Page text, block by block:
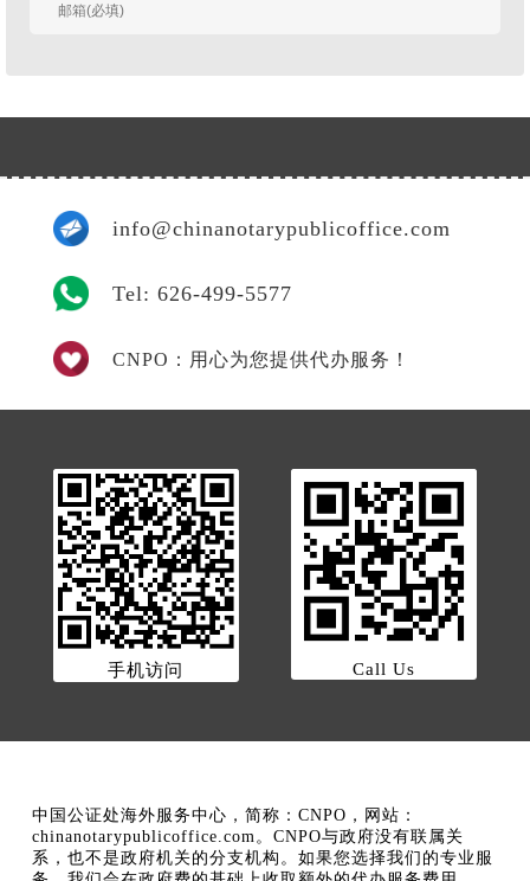
我
info@chinanotarypublicoffice.com
Tel: 626-499-5577
CNPO：用心为您提供代办服务！
手机访问 Call Us
中国公证处海外服务中心，简称：CNPO，网站：
chinanotarypublicoffice.com。CNPO与政府没有联属关
系，也不是政府机关的分支机构。如果您选择我们的专业服